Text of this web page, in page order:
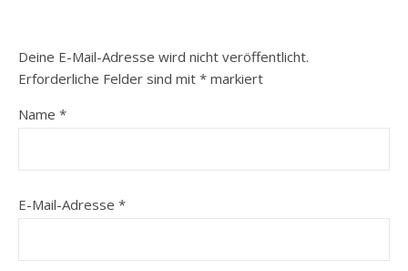
Deine E-Mail-Adresse wird nicht veröffentlicht.
Erforderliche Felder sind mit * markiert
Name *
E-Mail-Adresse *